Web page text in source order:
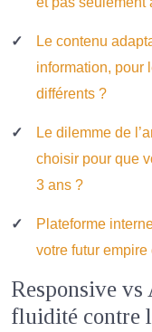
Le contenu
information, pour
différents ?
Le dilemme de
choisir pour que
3 ans ?
Plateforme
votre futur empire
Responsive
fluidité contre